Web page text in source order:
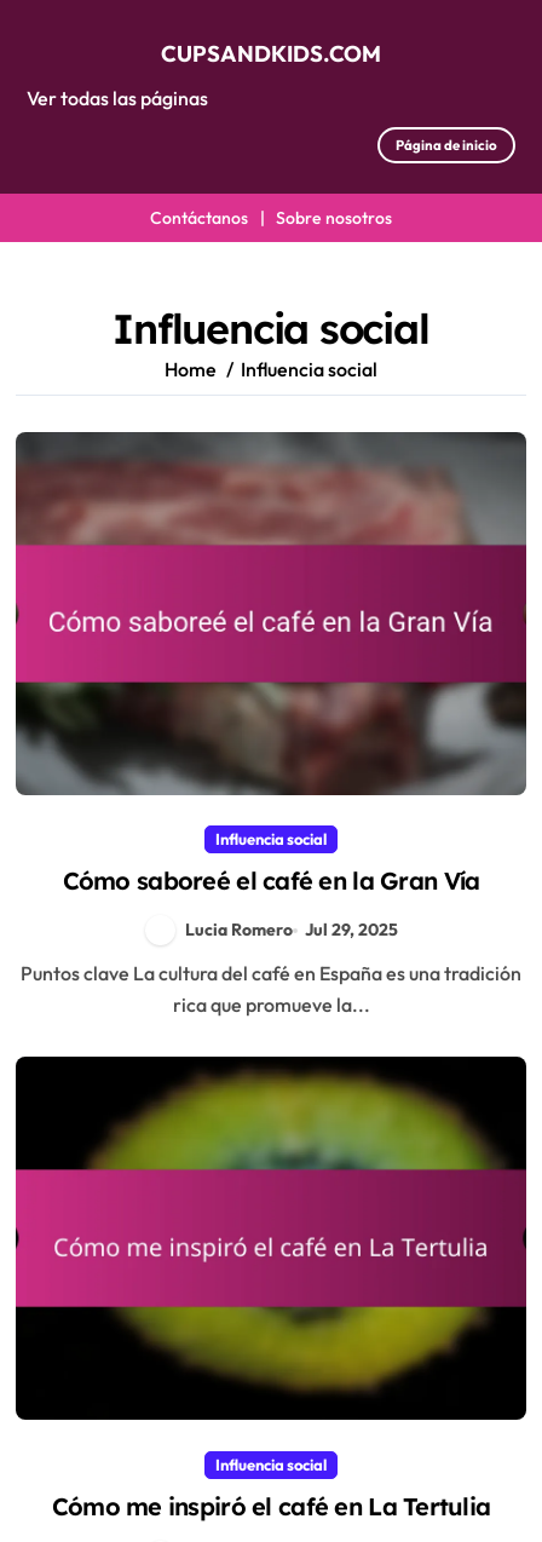
Ver todas las páginas
CUPSANDKIDS.COM
Página de inicio
Contáctanos | Sobre nosotros
Influencia social
Home Influencia social
Influencia social
Cómo saboreé el café en la Gran Vía
Lucia Romero Jul 29, 2025
Puntos clave La cultura del café en España es una tradición
rica que promueve la...
Influencia social
Cómo me inspiró el café en La Tertulia